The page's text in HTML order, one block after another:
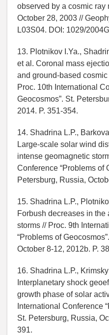
observed by a cosmic ray
October 28, 2003 //
L03S04. DOI: 1029/
13. Plotnikov I.Ya.,
et al. Coronal mass
and ground-based
Proc. 10th International
Geocosmos”. St.
2014. P. 351-354.
14. Shadrina L.P.,
Large-scale solar wind
intense geomagnetic
Conference “Problems of
Petersburg, Russia,
15. Shadrina L.P.,
Forbush decreases in
storms // Proc. 9th
“Problems of
October 8-12, 2012b. P.
16. Shadrina L.P.,
Interplanetary shock
growth phase of solar
International Conference
St. Petersburg, Russia,
391.